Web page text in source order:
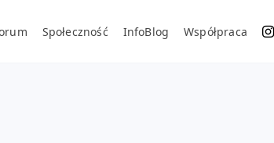
Społeczność InfoBlog Współpraca